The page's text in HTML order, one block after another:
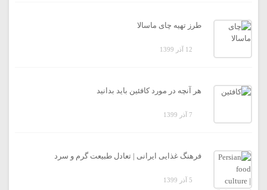
طرز تهیه چای ماسالا
12 آذر 1399
هر آنچه در مورد کافئین باید بدانید
7 آذر 1399
فرهنگ غذایی ایرانی | تعادل طبیعت گرم و سرد
5 آذر 1399